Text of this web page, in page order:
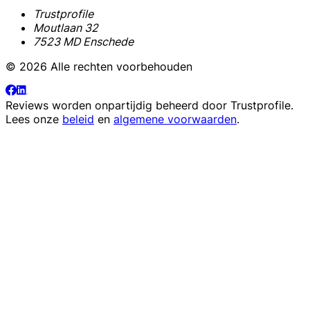
Trustprofile
Moutlaan 32
7523 MD Enschede
© 2026 Alle rechten voorbehouden
Reviews worden onpartijdig beheerd door Trustprofile.
Lees onze beleid en algemene voorwaarden.